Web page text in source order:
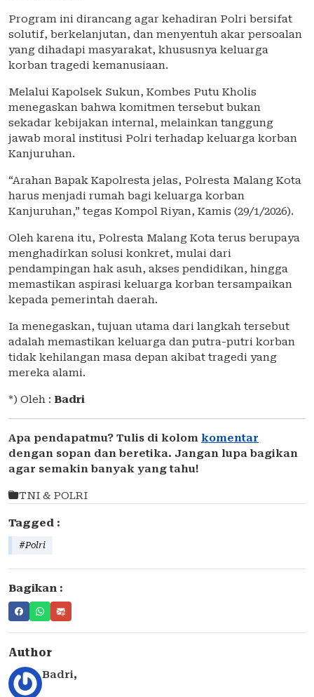
Program ini dirancang agar kehadiran Polri bersifat
solutif, berkelanjutan, dan menyentuh akar persoalan
yang dihadapi masyarakat, khususnya keluarga
korban tragedi kemanusiaan.
Melalui Kapolsek Sukun, Kombes Putu Kholis
menegaskan bahwa komitmen tersebut bukan
sekadar kebijakan internal, melainkan tanggung
jawab moral institusi Polri terhadap keluarga korban
Kanjuruhan.
“Arahan Bapak Kapolresta jelas, Polresta Malang Kota
harus menjadi rumah bagi keluarga korban
Kanjuruhan,” tegas Kompol Riyan, Kamis (29/1/2026).
Oleh karena itu, Polresta Malang Kota terus berupaya
menghadirkan solusi konkret, mulai dari
pendampingan hak asuh, akses pendidikan, hingga
memastikan aspirasi keluarga korban tersampaikan
kepada pemerintah daerah.
Ia menegaskan, tujuan utama dari langkah tersebut
adalah memastikan keluarga dan putra-putri korban
tidak kehilangan masa depan akibat tragedi yang
mereka alami.
*) Oleh : Badri
Apa pendapatmu? Tulis di kolom komentar
dengan sopan dan beretika. Jangan lupa bagikan
agar semakin banyak yang tahu!
TNI & POLRI
Tagged :
#Polri
Bagikan :
Author
Badri,